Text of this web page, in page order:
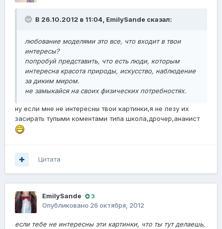
В 26.10.2012 в 11:04, EmilySande сказал:
любование моделями это все, что входит в твои
интересы?
попробуй представить, что есть люди, которым
интересна красота природы, искусство, наблюдение
за диким миром.
не замыкайся на своих физических потребностях.
ну если мне не интересны твои картинки,я не лезу их
засирать тупыми коментами типа школа,дрочер,ананист
Цитата
EmilySande 3
Опубликовано 26 октября, 2012
если тебе не интересны эти картинки, что ты тут делаешь,